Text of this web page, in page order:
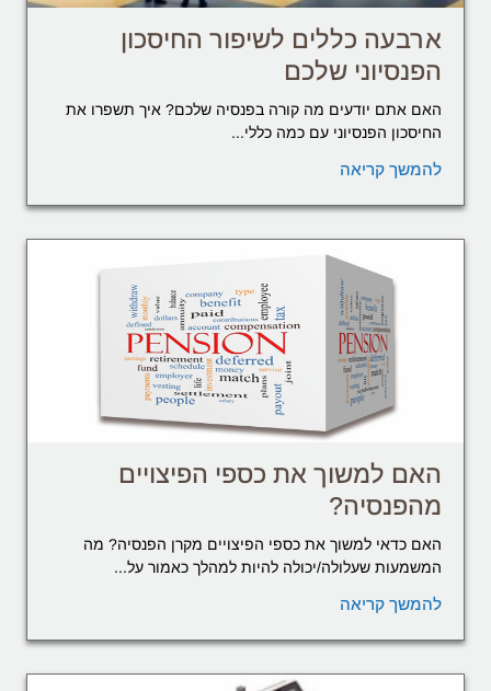
ארבעה כללים לשיפור החיסכון
הפנסיוני שלכם
האם אתם יודעים מה קורה בפנסיה שלכם? איך תשפרו את
החיסכון הפנסיוני עם כמה כללי...
להמשך קריאה
האם למשוך את כספי הפיצויים
מהפנסיה?
האם כדאי למשוך את כספי הפיצויים מקרן הפנסיה? מה
המשמעות שעלולה/יכולה להיות למהלך כאמור על...
להמשך קריאה